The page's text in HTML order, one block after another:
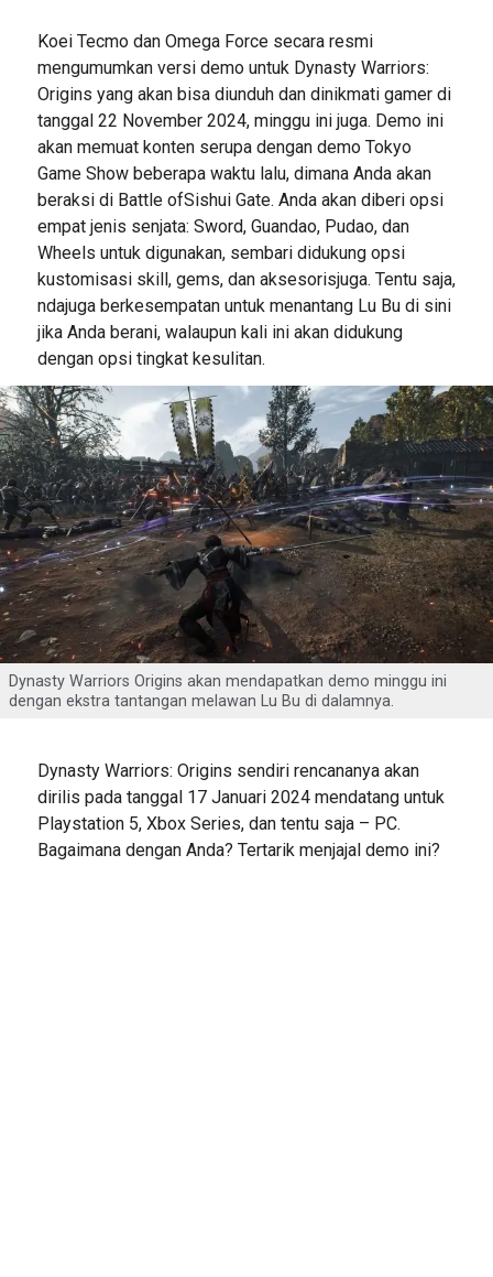
Koei Tecmo dan Omega Force secara resmi
mengumumkan versi demo untuk Dynasty Warriors:
Origins yang akan bisa diunduh dan dinikmati gamer di
tanggal 22 November 2024, minggu ini juga. Demo ini
akan memuat konten serupa dengan demo Tokyo
Game Show beberapa waktu lalu, dimana Anda akan
beraksi di Battle ofSishui Gate. Anda akan diberi opsi
empat jenis senjata: Sword, Guandao, Pudao, dan
Wheels untuk digunakan, sembari didukung opsi
kustomisasi skill, gems, dan aksesorisjuga. Tentu saja,
ndajuga berkesempatan untuk menantang Lu Bu di sini
jika Anda berani, walaupun kali ini akan didukung
dengan opsi tingkat kesulitan.
Dynasty Warriors Origins akan mendapatkan demo minggu ini
dengan ekstra tantangan melawan Lu Bu di dalamnya.
Dynasty Warriors: Origins sendiri rencananya akan
dirilis pada tanggal 17 Januari 2024 mendatang untuk
Playstation 5, Xbox Series, dan tentu saja – PC.
Bagaimana dengan Anda? Tertarik menjajal demo ini?